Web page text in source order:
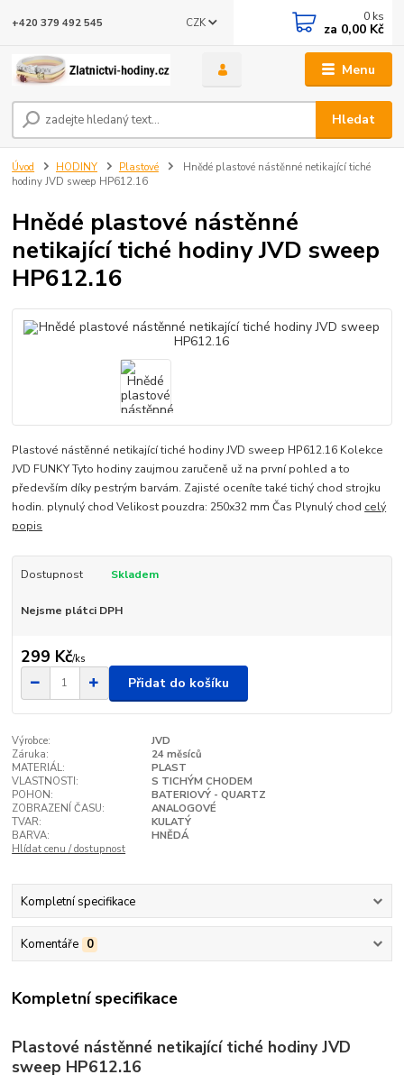
Menu
CZK
Hledat
+420 379 492 545 0 ks
za 0,00 Kč
Úvod HODINY Plastové
Hnědé plastové nástěnné netikající tiché
hodiny JVD sweep HP612.16
Hnědé plastové nástěnné
netikající tiché hodiny JVD sweep
HP612.16
Plastové nástěnné netikající tiché hodiny JVD sweep HP612.16 Kolekce
JVD FUNKY Tyto hodiny zaujmou zaručeně už na první pohled a to
především díky pestrým barvám. Zajisté oceníte také tichý chod strojku
hodin. plynulý chod Velikost pouzdra: 250x32 mm Čas Plynulý chod celý
popis
Dostupnost Skladem
Nejsme plátci DPH
299 Kč/ks
Přidat do košíku
Výrobce:
JVD
Záruka:
24 měsíců
MATERIÁL:
PLAST
VLASTNOSTI:
S TICHÝM CHODEM
POHON:
BATERIOVÝ - QUARTZ
ZOBRAZENÍ ČASU:
ANALOGOVÉ
TVAR:
KULATÝ
BARVA:
HNĚDÁ
Hlídat cenu / dostupnost
Kompletní specifikace
Komentáře 0
Kompletní specifikace
Plastové nástěnné netikající tiché hodiny JVD
sweep HP612.16